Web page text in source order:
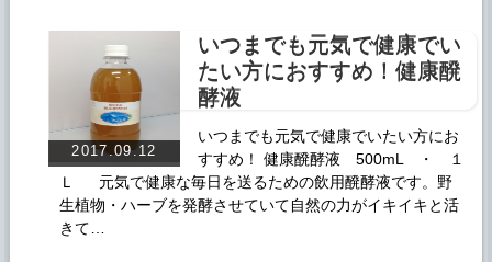
2017.09.12
いつまでも元気で健康でい
たい方におすすめ！健康醗
酵液
いつまでも元気で健康でいたい方にお
すすめ！ 健康醗酵液 500mL ・ １
Ｌ 元気で健康な毎日を送るための飲用醗酵液です。野
生植物・ハーブを発酵させていて自然の力がイキイキと活
きて…